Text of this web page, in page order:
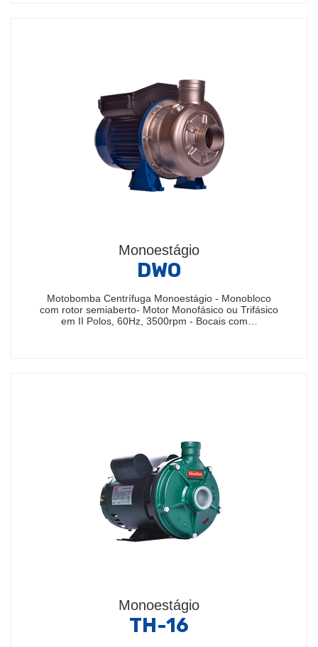
Monoestágio
DWO
Motobomba Centrífuga Monoestágio - Monobloco
com rotor semiaberto- Motor Monofásico ou Trifásico
em II Polos, 60Hz, 3500rpm - Bocais com…
Monoestágio
TH-16